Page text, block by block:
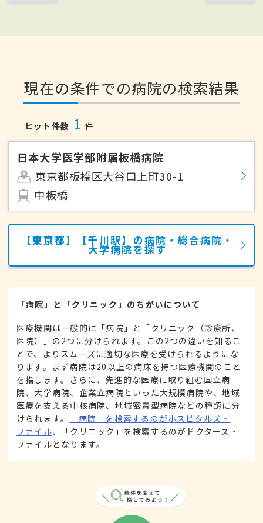
現在の条件での病院の検索結果
ヒット件数 1 件
日本大学医学部附属板橋病院
東京都板橋区大谷口上町30-1
中板橋
【東京都】【千川駅】の病院・総合病院・
大学病院を探す
「病院」と「クリニック」のちがいについて
医療機関は一般的に「病院」と「クリニック（診療所、
医院）」の2つに分けられます。この2つの違いを知るこ
とで、よりスムーズに適切な医療を受けられるようにな
ります。まず病院は20以上の病床を持つ医療機関のこと
を指します。さらに、先進的な医療に取り組む国立病
院、大学病院、企業立病院といった大規模病院や、地域
医療を支える中核病院、地域密着型病院などの種類に分
けられます。
「病院」を検索するのがホスピタルズ・
ファイル、「クリニック」を検索するのがドクターズ・
ファイルとなります。